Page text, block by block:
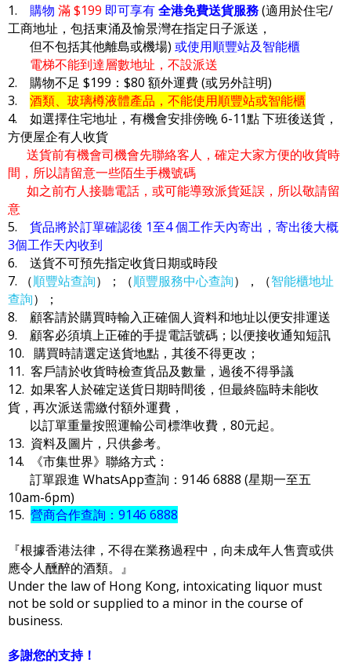
1. 購物 滿 $199 即可享有全港免費送貨服務(適用於住宅/
工商地址，包括東涌及愉景灣在指定日子派送，
但不包括其他離島或機場) 或使用順豐站及智能櫃
電梯不能到達層數地址，不設派送
2. 購物不足 $199：$80 額外運費 (或另外註明)
3. 酒類、玻璃樽液體產品，不能使用順豐站或智能櫃
4. 如選擇住宅地址，有機會安排傍晚 6-11點 下班後送貨，
方便屋企有人收貨
送貨前有機會司機會先聯絡客人，確定大家方便的收貨時
間，所以請留意一些陌生手機號碼
如之前冇人接聽電話，或可能導致派貨延誤，所以敬請留
意
5. 貨品將於訂單確認後 1至4 個工作天內寄出，寄出後大概
3個工作天內收到
6. 送貨不可預先指定收貨日期或時段
7. （順豐站查詢）；（順豐服務中心查詢），（智能櫃地址
查詢）；
8. 顧客請於購買時輸入正確個人資料和地址以便安排運送
9. 顧客必須填上正確的手提電話號碼；以便接收通知短訊
10. 購買時請選定送貨地點，其後不得更改；
11. 客戶請於收貨時檢查貨品及數量，過後不得爭議
12. 如果客人於確定送貨日期時間後，但最終臨時未能收
貨，再次派送需繳付額外運費，
以訂單重量按照運輸公司標準收費，80元起。
13. 資料及圖片，只供參考。
14. 《市集世界》聯絡方式：
訂單跟進 WhatsApp查詢：9146 6888 (星期一至五
10am-6pm)
15. 營商合作查詢：9146 6888
『根據香港法律，不得在業務過程中，向未成年人售賣或供
應令人醺醉的酒類。』
Under the law of Hong Kong, intoxicating liquor must
not be sold or supplied to a minor in the course of
business.
多謝您的支持！